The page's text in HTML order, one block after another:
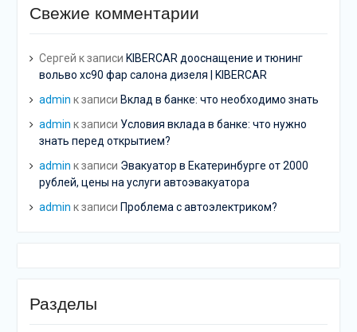
Свежие комментарии
Сергей к записи KIBERCAR дооснащение и тюнинг
вольво хс90 фар салона дизеля | KIBERCAR
admin к записи Вклад в банке: что необходимо знать
admin к записи Условия вклада в банке: что нужно
знать перед открытием?
admin к записи Эвакуатор в Екатеринбурге от 2000
рублей, цены на услуги автоэвакуатора
admin к записи Проблема с автоэлектриком?
Разделы